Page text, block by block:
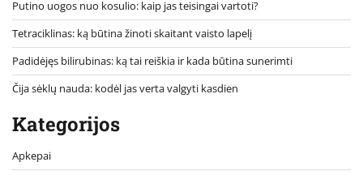
Putino uogos nuo kosulio: kaip jas teisingai vartoti?
Tetraciklinas: ką būtina žinoti skaitant vaisto lapelį
Padidėjęs bilirubinas: ką tai reiškia ir kada būtina sunerimti
Čija sėklų nauda: kodėl jas verta valgyti kasdien
Kategorijos
Apkepai